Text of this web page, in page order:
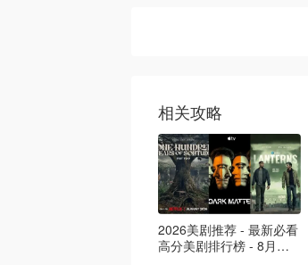
相关攻略
2026美剧推荐 - 最新必看
高分美剧排行榜 - 8月最